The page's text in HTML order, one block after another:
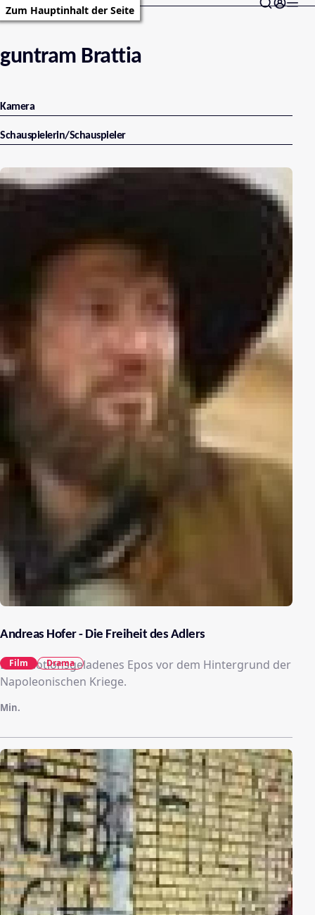
Zum Hauptinhalt der Seite
guntram Brattia
Kamera
Schauspielerin/Schauspieler
Andreas Hofer - Die Freiheit des Adlers
Ein emotionsgeladenes Epos vor dem Hintergrund der
Napoleonischen Kriege.
Min.
Film Drama